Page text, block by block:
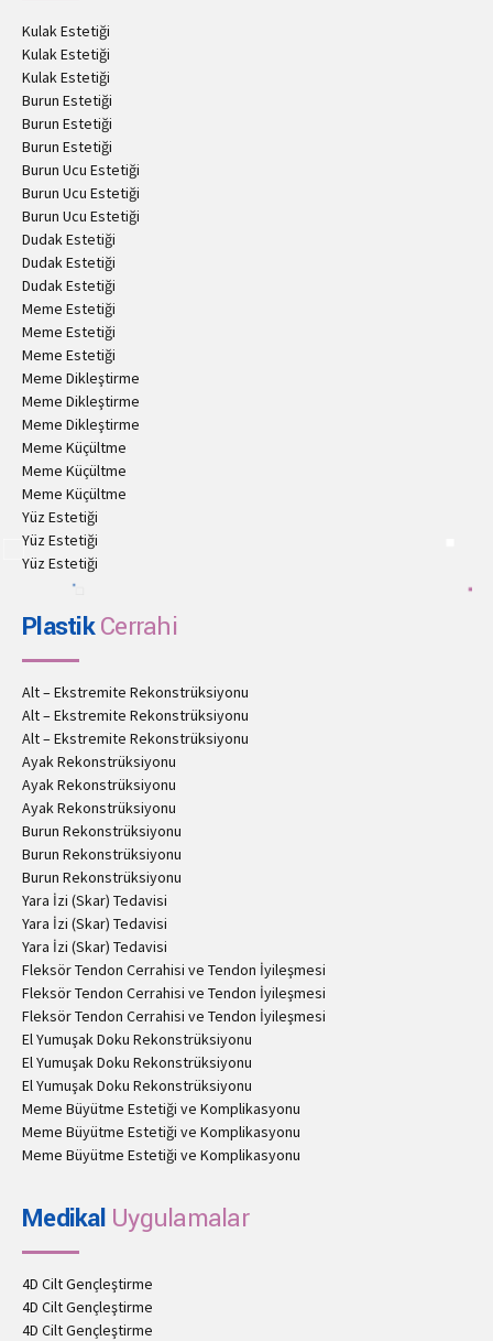
Kulak Estetiği
Kulak Estetiği
Kulak Estetiği
Burun Estetiği
Burun Estetiği
Burun Estetiği
Burun Ucu Estetiği
Burun Ucu Estetiği
Burun Ucu Estetiği
Dudak Estetiği
Dudak Estetiği
Dudak Estetiği
Meme Estetiği
Meme Estetiği
Meme Estetiği
Meme Dikleştirme
Meme Dikleştirme
Meme Dikleştirme
Meme Küçültme
Meme Küçültme
Meme Küçültme
Yüz Estetiği
Yüz Estetiği
Yüz Estetiği
PlastikCerrahi
Alt – Ekstremite Rekonstrüksiyonu
Alt – Ekstremite Rekonstrüksiyonu
Alt – Ekstremite Rekonstrüksiyonu
Ayak Rekonstrüksiyonu
Ayak Rekonstrüksiyonu
Ayak Rekonstrüksiyonu
Burun Rekonstrüksiyonu
Burun Rekonstrüksiyonu
Burun Rekonstrüksiyonu
Yara İzi (Skar) Tedavisi
Yara İzi (Skar) Tedavisi
Yara İzi (Skar) Tedavisi
Fleksör Tendon Cerrahisi ve Tendon İyileşmesi
Fleksör Tendon Cerrahisi ve Tendon İyileşmesi
Fleksör Tendon Cerrahisi ve Tendon İyileşmesi
El Yumuşak Doku Rekonstrüksiyonu
El Yumuşak Doku Rekonstrüksiyonu
El Yumuşak Doku Rekonstrüksiyonu
Meme Büyütme Estetiği ve Komplikasyonu
Meme Büyütme Estetiği ve Komplikasyonu
Meme Büyütme Estetiği ve Komplikasyonu
Medikal Uygulamalar
4D Cilt Gençleştirme
4D Cilt Gençleştirme
4D Cilt Gençleştirme